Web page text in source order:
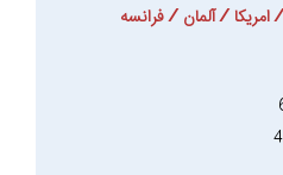
امریکا / آلمان / فرانسه